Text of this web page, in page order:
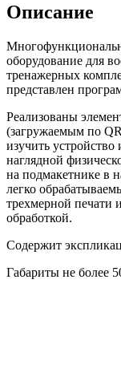
Описание
оборудование для
тренажерных
представлен
Реализованы
(загружаемым по
изучить
наглядной
на подмакетнике в
легко
трехмерной печати
обработкой.
Содержит
Габариты не более